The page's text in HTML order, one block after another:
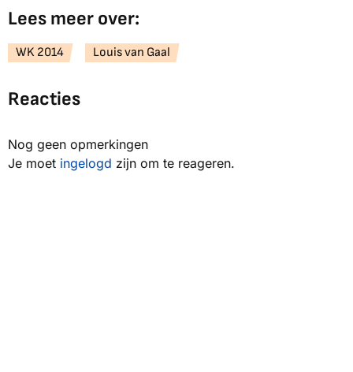
Lees meer over:
WK 2014 Louis van Gaal
Reacties
Nog geen opmerkingen
Je moet ingelogd zijn om te reageren.